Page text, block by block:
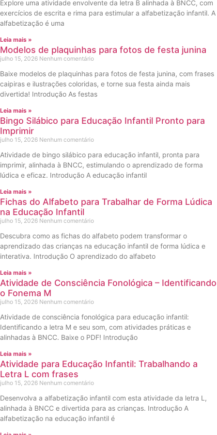
Explore uma atividade envolvente da letra B alinhada à BNCC, com
exercícios de escrita e rima para estimular a alfabetização infantil. A
alfabetização é uma
Leia mais »
Modelos de plaquinhas para fotos de festa junina
julho 15, 2026 Nenhum comentário
Baixe modelos de plaquinhas para fotos de festa junina, com frases
caipiras e ilustrações coloridas, e torne sua festa ainda mais
divertida! Introdução As festas
Leia mais »
Bingo Silábico para Educação Infantil Pronto para
Imprimir
julho 15, 2026 Nenhum comentário
Atividade de bingo silábico para educação infantil, pronta para
imprimir, alinhada à BNCC, estimulando o aprendizado de forma
lúdica e eficaz. Introdução A educação infantil
Leia mais »
Fichas do Alfabeto para Trabalhar de Forma Lúdica
na Educação Infantil
julho 15, 2026 Nenhum comentário
Descubra como as fichas do alfabeto podem transformar o
aprendizado das crianças na educação infantil de forma lúdica e
interativa. Introdução O aprendizado do alfabeto
Leia mais »
Atividade de Consciência Fonológica – Identificando
o Fonema M
julho 15, 2026 Nenhum comentário
Atividade de consciência fonológica para educação infantil:
Identificando a letra M e seu som, com atividades práticas e
alinhadas à BNCC. Baixe o PDF! Introdução
Leia mais »
Atividade para Educação Infantil: Trabalhando a
Letra L com frases
julho 15, 2026 Nenhum comentário
Desenvolva a alfabetização infantil com esta atividade da letra L,
alinhada à BNCC e divertida para as crianças. Introdução A
alfabetização na educação infantil é